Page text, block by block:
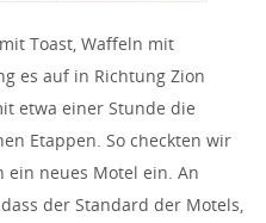
Toast, Waffeln mit
es auf in Richtung Zion
etwa einer Stunde die
Etappen. So checkten wir
neues Motel ein. An
der Standard der Motels,